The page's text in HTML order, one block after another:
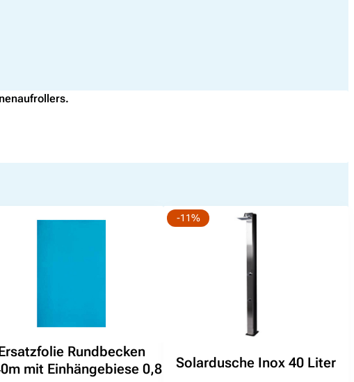
Rundbecken
mit Einhängebiese 0,8
-11%
Solardusche Inox 40 Liter